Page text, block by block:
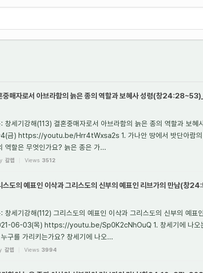
중매자로서 아브라함의 늙은 종의 역할과 보혜사 성령(창
창세기강해(113) 결혼중매자로서 아브라함의 늙은 종의 역할과 보혜
금) https://youtu.be/Hrr4tWxsa2s 1. 가나안 땅에서 밧단아람의
역할은 무엇인가요? 늙은 종은 가...
갈렙 Views 3512
스도의 예표인 이삭과 그리스도의 신부의 예표인 리브가의 만남(창
창세기강해(112) 그리스도의 예표인 이삭과 그리스도의 신부의 예표
06-03(목) https://youtu.be/Sp0K2cNhOuQ 1. 창세기에 나오
구를 가리키는가요? 창세기에 나오...
갈렙 Views 3994